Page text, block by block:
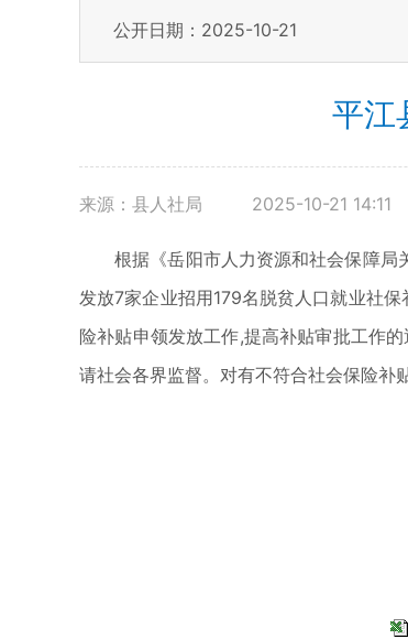
公开日期：2025-10-21
平江
来源：县人社局 2025-10-21 14:11
根据《岳阳市人力资源和社会保障局
发放7家企业招用179名脱贫人口就业社
险补贴申领发放工作,提高补贴审批工作
请社会各界监督。对有不符合社会保险补